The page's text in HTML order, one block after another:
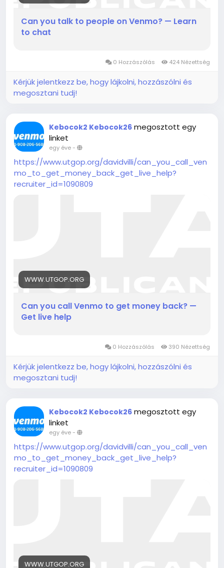
Can you talk to people on Venmo? — Learn
to chat
0 Hozzászólás 424 Nézettség
Kérjük jelentkezz be, hogy lájkolni, hozzászólni és
megosztani tudj!
Kebocok2 Kebocok26 megosztott egy
linket
egy éve-
https://www.utgop.org/davidvilli/can_you_call_ven
mo_to_get_money_back_get_live_help?
recruiter_id=1090809
WWW.UTGOP.ORG
Can you call Venmo to get money back? —
Get live help
0 Hozzászólás 390 Nézettség
Kérjük jelentkezz be, hogy lájkolni, hozzászólni és
megosztani tudj!
Kebocok2 Kebocok26 megosztott egy
linket
egy éve-
https://www.utgop.org/davidvilli/can_you_call_ven
mo_to_get_money_back_get_live_help?
recruiter_id=1090809
WWW.UTGOP.ORG